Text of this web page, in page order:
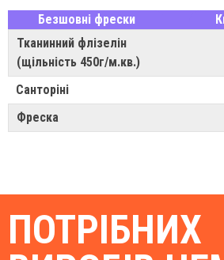
Безшовні фрески
Тканинний флізелін
(щільність 450г/м.кв.)
Санторіні
Фреска
ПОТРІБНИХ